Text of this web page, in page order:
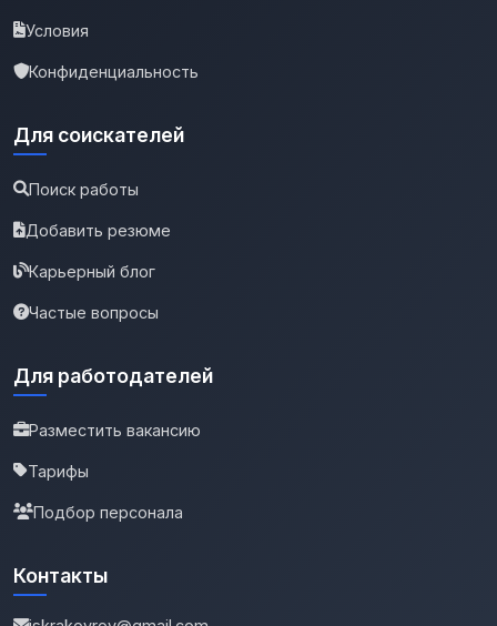
Условия
Конфиденциальность
Для соискателей
Поиск работы
Добавить резюме
Карьерный блог
Частые вопросы
Для работодателей
Разместить вакансию
Тарифы
Подбор персонала
Контакты